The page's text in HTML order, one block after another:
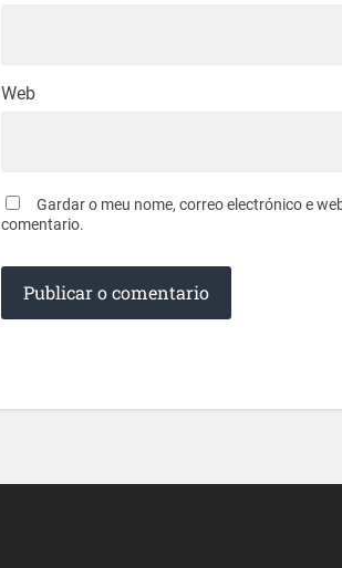
Web
Gardar o meu nome, correo electrónico e
comentario.